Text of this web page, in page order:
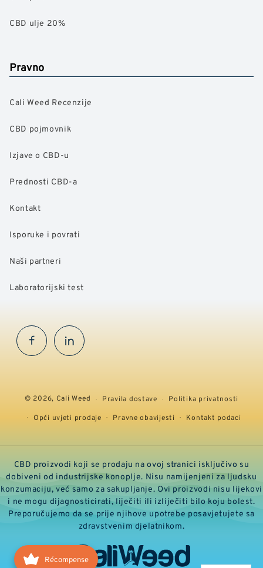
CBD ulje 20%
Pravno
Cali Weed Recenzije
CBD pojmovnik
Izjave o CBD-u
Prednosti CBD-a
Kontakt
Isporuke i povrati
Naši partneri
Laboratorijski test
FacebookInstaGram
© 2026, Cali Weed Pravila dostave
Politika privatnosti
Opći uvjeti prodaje
Pravne obavijesti Kontakt podaci
CBD proizvodi koji se prodaju na ovoj stranici isključivo su
dobiveni od industrijske konoplje. Nisu namijenjeni za ljudsku
konzumaciju, već samo za sakupljanje. Ovi proizvodi nisu lijekovi
i ne mogu dijagnosticirati, liječiti ili izliječiti bilo koju bolest.
Preporučujemo da se prije njihove upotrebe posavjetujete sa
zdravstvenim djelatnikom.
Récompense